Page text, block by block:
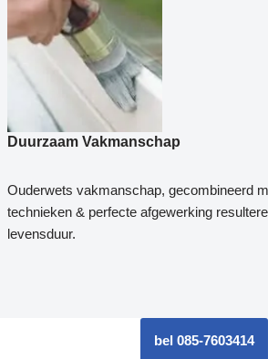
Duurzaam Vakmanschap
Ouderwets vakmanschap, gecombineerd
technieken & perfecte afgewerking
levensduur.
bel 085-7603414